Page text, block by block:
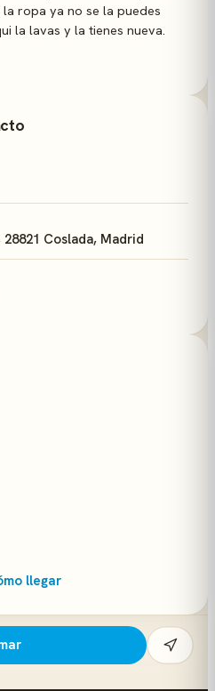
ropa ya no se la puedes
la lavas y la tienes nueva.
Coslada, Madrid
llegar